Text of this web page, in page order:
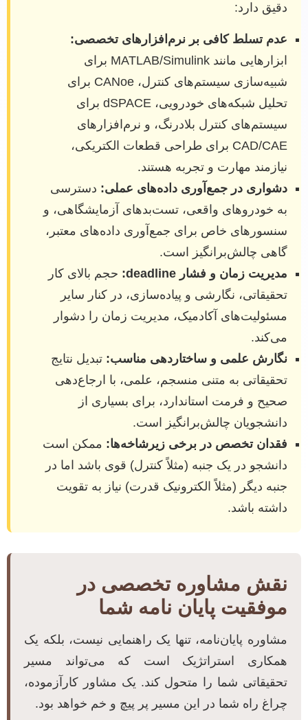
دقیق دارد:
عدم تسلط کافی بر نرم‌افزارهای تخصصی:
ابزارهایی مانند MATLAB/Simulink برای
شبیه‌سازی سیستم‌های کنترل، CANoe برای
تحلیل شبکه‌های خودرویی، dSPACE برای
سیستم‌های کنترل بلادرنگ، و نرم‌افزارهای
CAD/CAE برای طراحی قطعات الکتریکی،
نیازمند مهارت و تجربه هستند.
دشواری در جمع‌آوری داده‌های عملی: دسترسی
به خودروهای واقعی، تست‌بدهای آزمایشگاهی، و
سنسورهای خاص برای جمع‌آوری داده‌های معتبر،
گاهی چالش‌برانگیز است.
مدیریت زمان و فشار deadline:
حجم بالای کار
تحقیقاتی، نگارشی و پیاده‌سازی، در کنار سایر
مسئولیت‌های آکادمیک، مدیریت زمان را دشوار
می‌کند.
نگارش علمی و ساختاردهی مناسب: تبدیل نتایج
تحقیقاتی به متنی منسجم، علمی، با ارجاع‌دهی
صحیح و فرمت استاندارد، برای بسیاری از
دانشجویان چالش‌برانگیز است.
فقدان تخصص در برخی زیرشاخه‌ها: ممکن است
دانشجو در یک جنبه (مثلاً کنترل) قوی باشد اما در
جنبه دیگر (مثلاً الکترونیک قدرت) نیاز به تقویت
داشته باشد.
نقش مشاوره تخصصی در
موفقیت پایان نامه شما
مشاوره پایان‌نامه، تنها یک راهنمایی نیست، بلکه یک
همکاری استراتژیک است که می‌تواند مسیر
تحقیقاتی شما را متحول کند. یک مشاور کارآزموده،
چراغ راه شما در این مسیر پر پیچ و خم خواهد بود.